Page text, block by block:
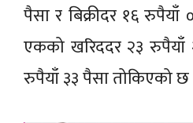
पैसा र बिक्रीदर १६ रुपैयाँ
एकको खरिददर २३ रुपैयाँ
रुपैयाँ ३३ पैसा तोकिएको छ